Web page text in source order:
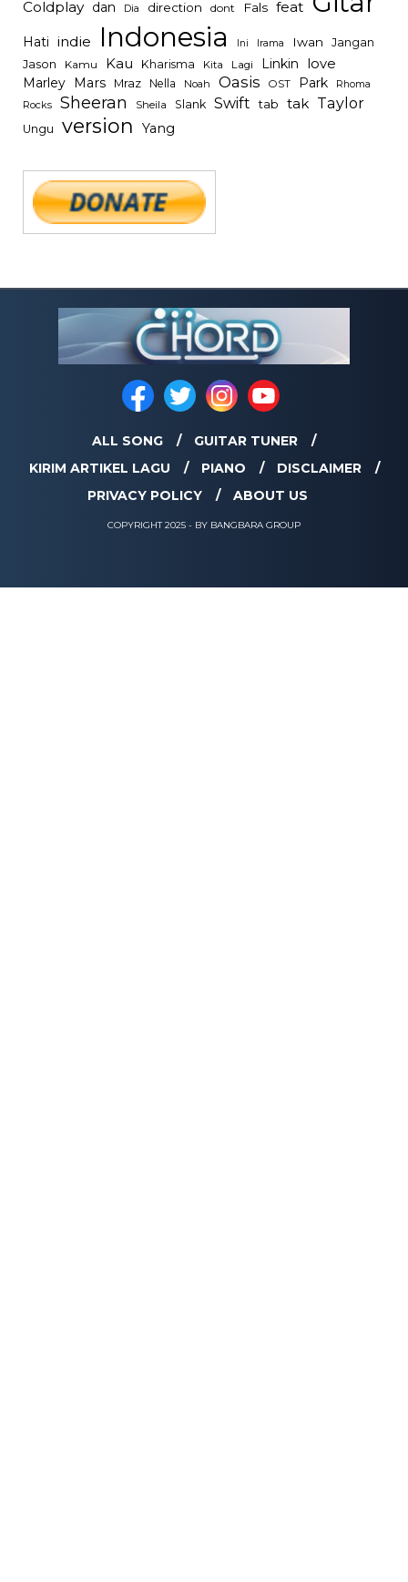
Coldplay dan Dia direction dont Fals feat
Hati indie Indonesia Ini Irama Iwan Jangan
Jason Kamu Kau Kharisma Kita Lagi Linkin love
Marley Mars Mraz Nella Noah Oasis OST Park Rhoma
Rocks Sheeran Sheila Slank Swift tab tak Taylor
Ungu version Yang
ALL SONG
GUITAR TUNER
KIRIM ARTIKEL LAGU
PIANO
DISCLAIMER
PRIVACY POLICY
ABOUT US
COPYRIGHT 2025 - BY BANGBARA GROUP